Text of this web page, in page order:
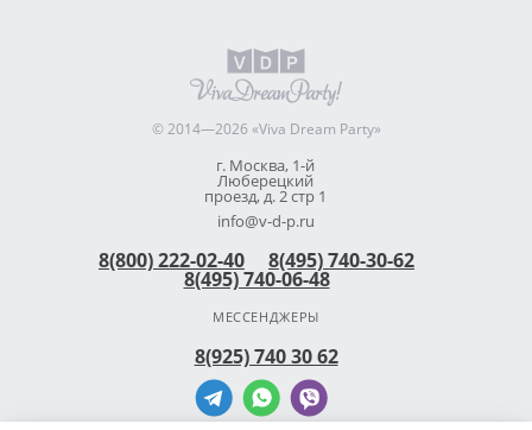
© 2014—2026 «Viva Dream Party»
г. Москва, 1-й
Люберецкий
проезд, д. 2 стр 1
info@v-d-p.ru
8(800) 222-02-40 8(495) 740-30-62
8(495) 740-06-48
МЕССЕНДЖЕРЫ
8(925) 740 30 62